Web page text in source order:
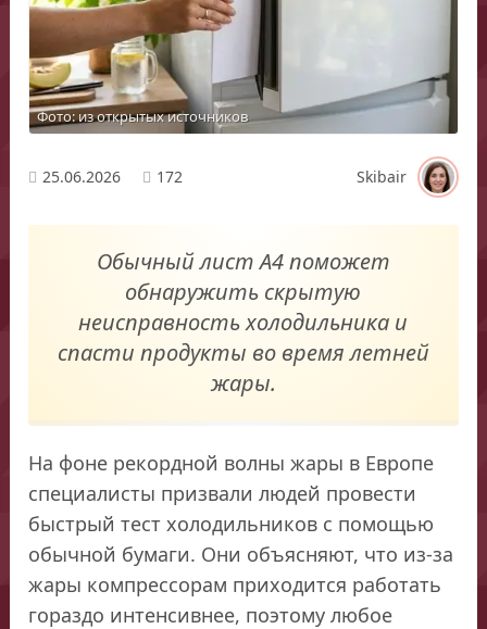
Фото: из открытых источников
25.06.2026 172 Skibair
Обычный лист А4 поможет
обнаружить скрытую
неисправность холодильника и
спасти продукты во время летней
жары.
На фоне рекордной волны жары в Европе
специалисты призвали людей провести
быстрый тест холодильников с помощью
обычной бумаги. Они объясняют, что из-за
жары компрессорам приходится работать
гораздо интенсивнее, поэтому любое